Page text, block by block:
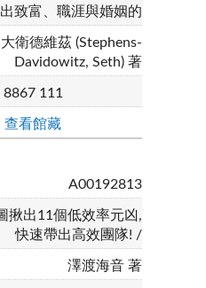
致富、職涯與婚姻的
衛德維茲 (Stephens-
Davidowitz, Seth) 著
111
查看館藏
A00192813
揪出11個低效率元凶,
快速帶出高效團隊! /
澤渡海音 著